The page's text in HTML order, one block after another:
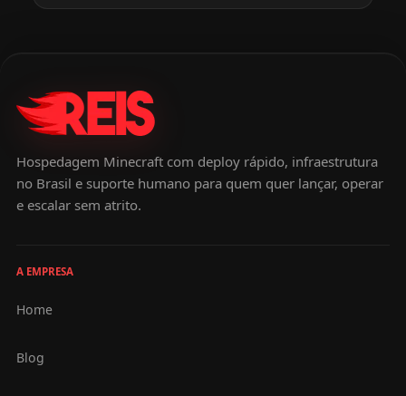
Hospedagem Minecraft com deploy rápido, infraestrutura
no Brasil e suporte humano para quem quer lançar, operar
e escalar sem atrito.
A EMPRESA
Home
Blog